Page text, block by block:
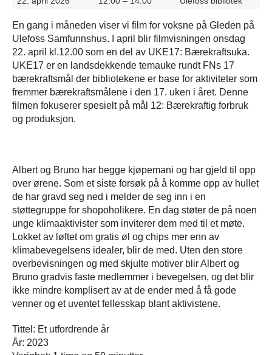
En gang i måneden viser vi film for voksne på Gleden på
Ulefoss Samfunnshus. I april blir filmvisningen onsdag
22. april kl.12.00 som en del av UKE17: Bærekraftsuka.
UKE17 er en landsdekkende temauke rundt FNs 17
bærekraftsmål der bibliotekene er base for aktiviteter som
fremmer bærekraftsmålene i den 17. uken i året. Denne
filmen fokuserer spesielt på mål 12: Bærekraftig forbruk
og produksjon.
Albert og Bruno har begge kjøpemani og har gjeld til opp
over ørene. Som et siste forsøk på å komme opp av hullet
de har gravd seg ned i melder de seg inn i en
støttegruppe for shopoholikere. En dag støter de på noen
unge klimaaktivister som inviterer dem med til et møte.
Lokket av løftet om gratis øl og chips mer enn av
klimabevegelsens idealer, blir de med. Uten den store
overbevisningen og med skjulte motiver blir Albert og
Bruno gradvis faste medlemmer i bevegelsen, og det blir
ikke mindre komplisert av at de ender med å få gode
venner og et uventet fellesskap blant aktivistene.
Tittel: Et utfordrende år
År: 2023